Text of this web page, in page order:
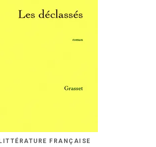
LITTÉRATURE FRANÇAISE